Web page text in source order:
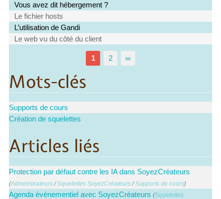
Vous avez dit hébergement ?
Le fichier hosts
L’utilisation de Gandi
Le web vu du côté du client
1 2 ∞
Mots-clés
Supports de cours
Création de squelettes
Articles liés
Protection par défaut contre les IA dans SoyezCréateurs
(Administrateurs /Squelettes SoyezCréateurs /Supports de cours)
Agenda événementiel avec SoyezCréateurs (Squelettes